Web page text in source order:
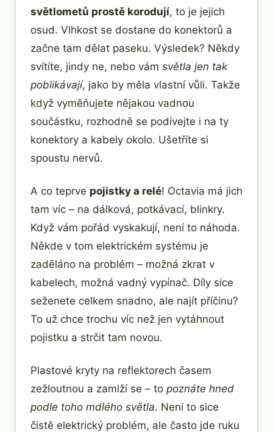
světlometů prostě korodují, to je jejich
osud. Vlhkost se dostane do konektorů a
začne tam dělat paseku. Výsledek? Někdy
svítíte, jindy ne, nebo vám světla jen tak
poblikávají, jako by měla vlastní vůli. Takže
když vyměňujete nějakou vadnou
součástku, rozhodně se podívejte i na ty
konektory a kabely okolo. Ušetříte si
spoustu nervů.
A co teprve pojistky a relé! Octavia má jich
tam víc – na dálková, potkávací, blinkry.
Když vám pořád vyskakují, není to náhoda.
Někde v tom elektrickém systému je
zaděláno na problém – možná zkrat v
kabelech, možná vadný vypínač. Díly sice
seženete celkem snadno, ale najít příčinu?
To už chce trochu víc než jen vytáhnout
pojistku a strčit tam novou.
Plastové kryty na reflektorech časem
zežloutnou a zamlží se – to poznáte hned
podle toho mdlého světla. Není to sice
čistě elektrický problém, ale často jde ruku